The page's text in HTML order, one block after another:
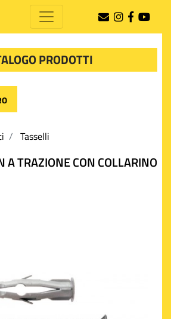
PRODOTTI
Tasselli
A TRAZIONE CON COLLARINO